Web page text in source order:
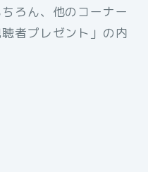
ろん、他のコーナー
者プレゼント」の内